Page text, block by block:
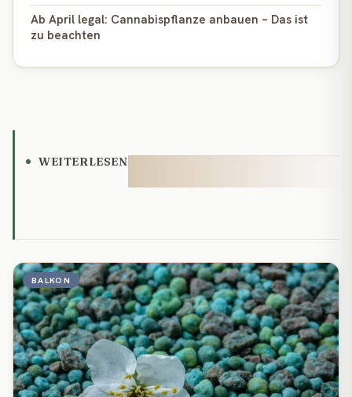
Ab April legal: Cannabispflanze anbauen – Das ist
zu beachten
WEITERLESEN
BALKON